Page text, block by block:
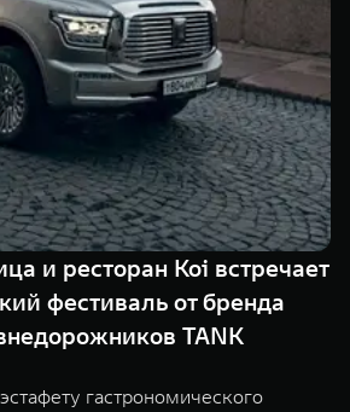
TANK 700
Сила
от 10 199
TANK
и ресторан Koi встречает
фестиваль от бренда
TANK
гастрономического